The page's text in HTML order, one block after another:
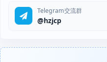
Telegram交流群
@hzjcp